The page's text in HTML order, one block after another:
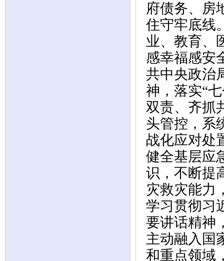
府债务、房
住守牢底线
业、教育、
感幸福感安
共中央政治
神，落实“
双责、齐抓
头管控，系
战化应对处
健全基层应
识，不断提
灾救灾能力
学习贯彻习
要讲话精神
主动融入国
和重点领域